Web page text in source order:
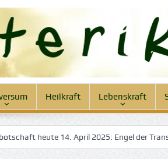
Heilkraft Lebenskraft
heute 14. April 2025: Engel der